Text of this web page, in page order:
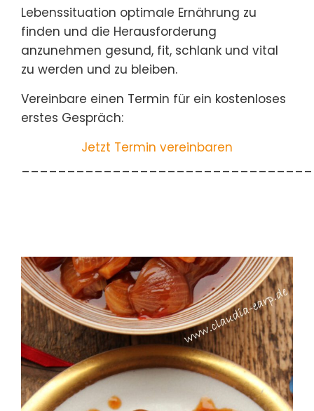
Lebenssituation optimale Ernährung zu
finden und die Herausforderung
anzunehmen gesund, fit, schlank und vital
zu werden und zu bleiben.
Vereinbare einen Termin für ein kostenloses
erstes Gespräch:
Jetzt Termin vereinbaren